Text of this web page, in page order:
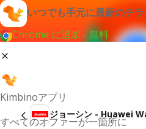
いつでも手元に最新のチ
Chrome に追加 - 無料
Kimbinoアプリ
すべてのオファーが一箇所に
ジョーシン - Huawei